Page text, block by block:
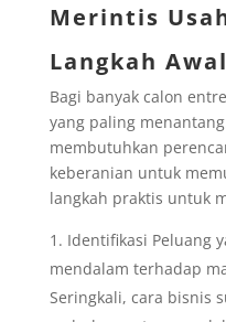
Merintis
Langkah
Bagi banyak calon
yang paling
membutuhkan
keberanian untuk
langkah praktis untuk
Identifikasi Peluang
mendalam terhadap
Seringkali, cara bisnis